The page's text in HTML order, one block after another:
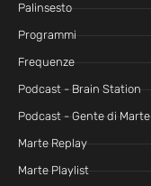
Palinsesto
Programmi
Frequenze
Podcast - Brain Station
Podcast - Gente di Marte
Marte Replay
Marte Playlist